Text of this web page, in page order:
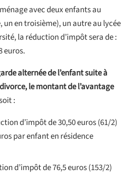
avec deux enfants au
un en troisième), un autre au lycée
la réduction d’impôt sera de :
euros.
alternée de l’enfant suite à
le montant de l’avantage
:
d’impôt de 30,50 euros (61/2)
par enfant en résidence
d’impôt de 76,5 euros (153/2)